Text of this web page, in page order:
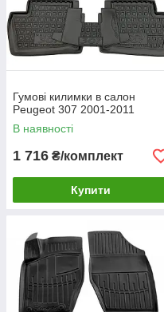
Гумові килимки в салон
Peugeot 307 2001-2011
В наявності
1 716 ₴/комплект
Купити